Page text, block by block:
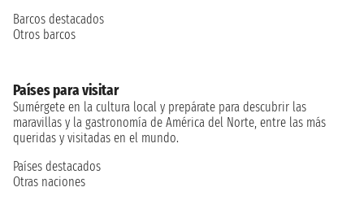
Barcos destacados
Otros barcos
Países para visitar
Sumérgete en la cultura local y prepárate para descubrir las
maravillas y la gastronomía de América del Norte, entre las más
queridas y visitadas en el mundo.
Países destacados
Otras naciones